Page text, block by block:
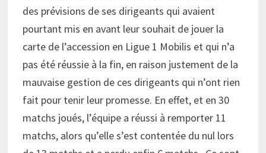
des prévisions de ses dirigeants qui avaient
pourtant mis en avant leur souhait de jouer la
carte de l’accession en Ligue 1 Mobilis et qui n’a
pas été réussie à la fin, en raison justement de la
mauvaise gestion de ces dirigeants qui n’ont rien
fait pour tenir leur promesse. En effet, et en 30
matchs joués, l’équipe a réussi à remporter 11
matchs, alors qu’elle s’est contentée du nul lors